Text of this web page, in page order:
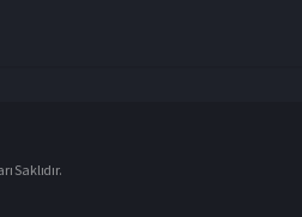
Saklıdır.